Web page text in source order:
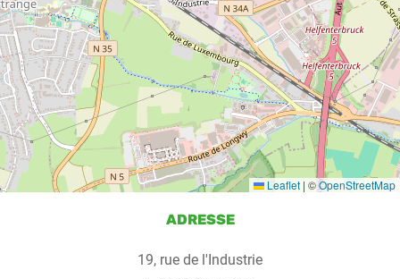
Leaflet | ©OpenStreetMap
ADRESSE
19, rue de l'Industrie